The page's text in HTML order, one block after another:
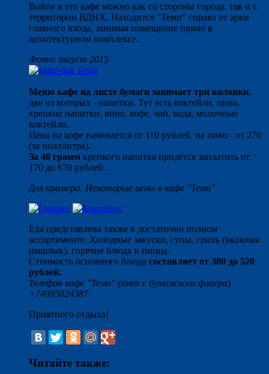
Войти в это кафе можно как со стороны города, так и с
территории ВДНХ. Находится "Темп" справа от арки
главного входа, занимая помещение прямо в
архитектурном комплексе.
Фото: август 2015
Меню кафе на листе бумаги занимает три колонки,
две из которых - напитки. Тут есть коктейли, пиво,
крепкие напитки, вино, кофе, чай, вода, молочные
коктейли.
Цена на кофе начинается от 110 рублей, на пиво - от 270
(за полллитра).
За 40 грамм крепкого напитка придётся заплатить от
170 до 670 рублей.
Для примера: Некоторые цены в кафе "Темп"
Еда представлена также в достаточно полном
ассортименте. Холодные закуски, супы, гриль (включая
шашлык), горячие блюда и пицца.
Стоимость основного блюда составляет от 380 до 520
рублей.
Телефон кафе "Темп" (взят с бумажного флаера)
+74995024387
Приятного отдыха!
Читайте также: